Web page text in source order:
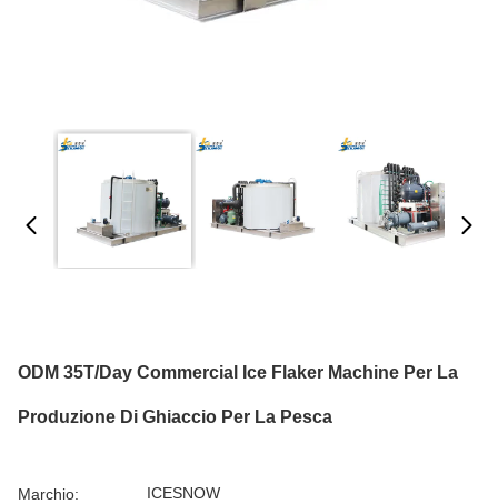
ODM 35T/Day Commercial Ice Flaker Machine Per La
Produzione Di Ghiaccio Per La Pesca
Marchio: ICESNOW